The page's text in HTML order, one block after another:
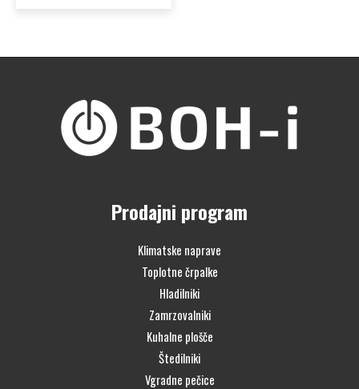
Prodajni program
Klimatske naprave
Toplotne črpalke
Hladilniki
Zamrzovalniki
Kuhalne plošče
Štedilniki
Vgradne pečice